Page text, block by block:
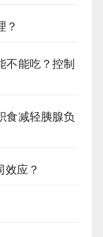
？
不能吃？控制
食减轻胰腺负
效应？